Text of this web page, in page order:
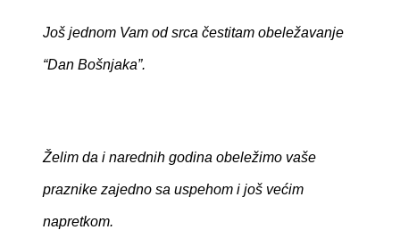
Još jednom Vam od srca čestitam obeležavanje
“Dan Bošnjaka”.
Želim da i narednih godina obeležimo vaše
praznike zajedno sa uspehom i još većim
napretkom.